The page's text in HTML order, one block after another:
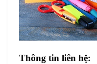
Thông tin liên hệ: